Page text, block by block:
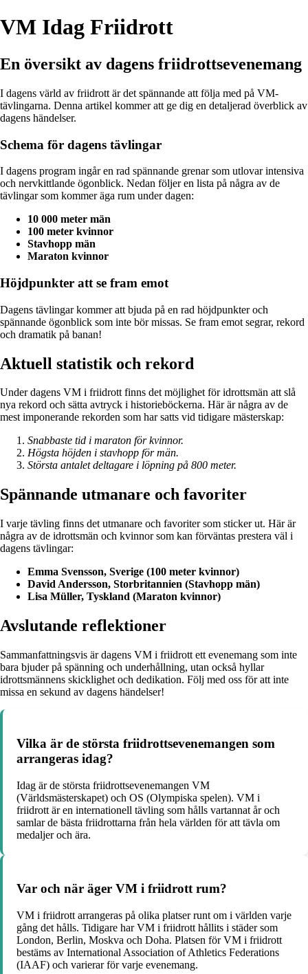
VM Idag Friidrott
En översikt av dagens friidrottsevenemang
I dagens värld av friidrott är det spännande att följa med på VM-
tävlingarna. Denna artikel kommer att ge dig en detaljerad överblick av
dagens händelser.
Schema för dagens tävlingar
I dagens program ingår en rad spännande grenar som utlovar intensiva
och nervkittlande ögonblick. Nedan följer en lista på några av de
tävlingar som kommer äga rum under dagen:
10 000 meter män
100 meter kvinnor
Stavhopp män
Maraton kvinnor
Höjdpunkter att se fram emot
Dagens tävlingar kommer att bjuda på en rad höjdpunkter och
spännande ögonblick som inte bör missas. Se fram emot segrar, rekord
och dramatik på banan!
Aktuell statistik och rekord
Under dagens VM i friidrott finns det möjlighet för idrottsmän att slå
nya rekord och sätta avtryck i historieböckerna. Här är några av de
mest imponerande rekorden som har satts vid tidigare mästerskap:
Snabbaste tid i maraton för kvinnor.
Högsta höjden i stavhopp för män.
Största antalet deltagare i löpning på 800 meter.
Spännande utmanare och favoriter
I varje tävling finns det utmanare och favoriter som sticker ut. Här är
några av de idrottsmän och kvinnor som kan förväntas prestera väl i
dagens tävlingar:
Emma Svensson, Sverige (100 meter kvinnor)
David Andersson, Storbritannien (Stavhopp män)
Lisa Müller, Tyskland (Maraton kvinnor)
Avslutande reflektioner
Sammanfattningsvis är dagens VM i friidrott ett evenemang som inte
bara bjuder på spänning och underhållning, utan också hyllar
idrottsmännens skicklighet och dedikation. Följ med oss för att inte
missa en sekund av dagens händelser!
Vilka är de största friidrottsevenemangen som
arrangeras idag?
Idag är de största friidrottsevenemangen VM
(Världsmästerskapet) och OS (Olympiska spelen). VM i
friidrott är en internationell tävling som hålls vartannat år och
samlar de bästa friidrottarna från hela världen för att tävla om
medaljer och ära.
Var och när äger VM i friidrott rum?
VM i friidrott arrangeras på olika platser runt om i världen varje
gång det hålls. Tidigare har VM i friidrott hållits i städer som
London, Berlin, Moskva och Doha. Platsen för VM i friidrott
bestäms av International Association of Athletics Federations
(IAAF) och varierar för varje evenemang.